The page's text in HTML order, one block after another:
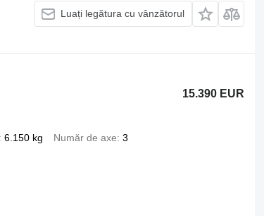
Luați legătura cu vânzătorul
15.390 EUR
6.150 kg Număr de axe 3